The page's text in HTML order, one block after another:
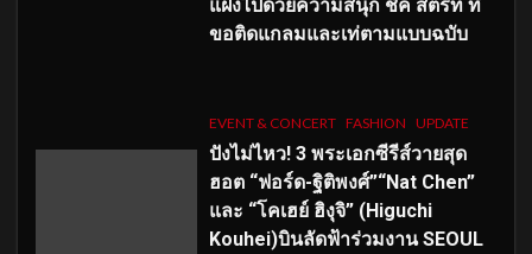
แฝงไปด้วยความสนุก ชิค สตรีท ที่
ขอติดแกลมและเท่ตามแบบฉบับ
EVENT & CONCERT FASHION UPDATE
ปังไม่ไหว! 3 พระเอกซีรีส์วายสุด
ฮอต “ฟอร์ด-ฐิติพงศ์”“Nat Chen”
และ “โคเฮย์ ฮิงุจิ” (Higuchi
Kouhei)บินลัดฟ้าร่วมงาน SEOUL